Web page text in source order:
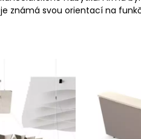
známá svou orientací na